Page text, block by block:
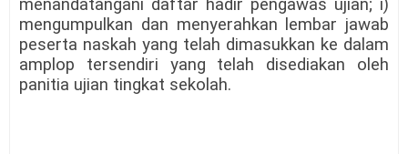
menandatangani daftar hadir pengawas ujian; i)
mengumpulkan dan menyerahkan lembar jawab
peserta naskah yang telah dimasukkan ke dalam
amplop tersendiri yang telah disediakan oleh
panitia ujian tingkat sekolah.